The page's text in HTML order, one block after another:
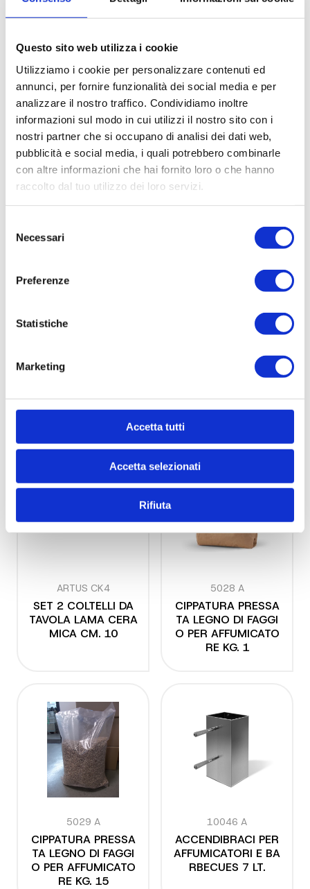
Questo sito web utilizza i cookie
Utilizziamo i cookie per personalizzare contenuti ed
annunci, per fornire funzionalità dei social media e per
analizzare il nostro traffico. Condividiamo inoltre
informazioni sul modo in cui utilizzi il nostro sito con i
nostri partner che si occupano di analisi dei dati web,
pubblicità e social media, i quali potrebbero combinarle
con altre informazioni che hai fornito loro o che hanno
raccolto dal tuo utilizzo dei loro servizi.
delNecessari
Preferenze
Statistiche
Marketing
Accetta tutti
Accetta selezionati
Rifiuta
30233 N
FORNELLO GPL DIA
M. 50
30226 N
FORNELLO GPL DIA
PizzaReber Forno Pi
atto rotante (in arri
vo)
GOURMET SOUS-VI
ARTUS CK4
SET 2 COLTELLI DA
TAVOLA LAMA CERA
MICA CM. 10
5028 A
CIPPATURA PRESSA
TA LEGNO DI FAGGI
O PER AFFUMICATO
RE KG. 1
5029 A
CIPPATURA PRESSA
TA LEGNO DI FAGGI
O PER AFFUMICATO
RE KG. 15
10046 A
ACCENDIBRACI PER
AFFUMICATORI E BA
RBECUES 7 LT.